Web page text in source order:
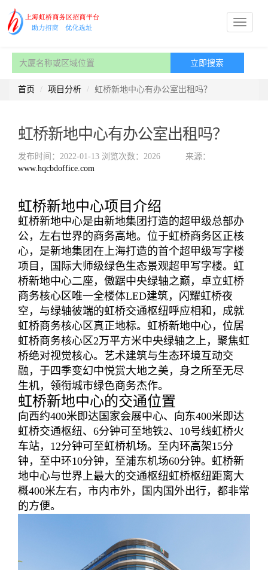
首页 项目分析 虹桥新地中心有办公室出租吗？
虹桥新地中心有办公室出租吗？
发布时间：2022-01-13 浏览次数：2026
来源：
www.hqcbdoffice.com
虹桥新地中心项目介绍
虹桥新地中心是由新地集团打造的超甲级总部办
公，左右世界的商务高地。位于虹桥商务区正核
心，是新地集团在上海打造的首个超甲级写字楼
项目，国际大师级绿色生态景观超甲写字楼。虹
桥新地中心二座，傲踞中央绿轴之巅，卓立虹桥
商务核心区唯一全楼体LED建筑，闪耀虹桥夜
空，与绿轴彼端的虹桥交通枢纽呼应相和，成就
虹桥商务核心区真正地标。虹桥新地中心，位居
虹桥商务核心区2万平方米中央绿轴之上，聚焦虹
桥绝对视觉核心。艺术建筑与生态环境互动交
融，于四季变幻中悦赏大地之美，身之所至无尽
生机，领衔城市绿色商务杰作。
虹桥新地中心的交通位置
向西约400米即达国家会展中心、向东400米即达
虹桥交通枢纽、6分钟可至地铁2、10号线虹桥火
车站，12分钟可至虹桥机场。至内环高架15分
钟，至中环10分钟，至浦东机场60分钟。虹桥新
地中心与世界上最大的交通枢纽虹桥枢纽距离大
概400米左右，市内市外，国内国外出行，都非常
的方便。